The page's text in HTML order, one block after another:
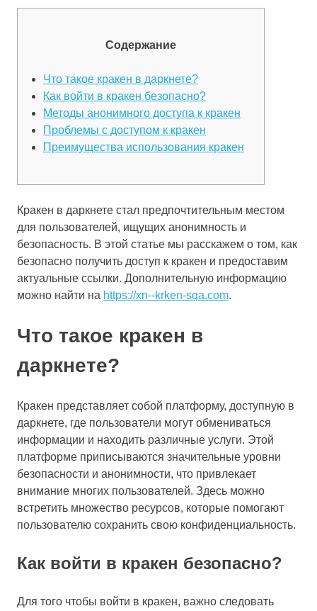
Содержание
Что такое кракен в даркнете?
Как войти в кракен безопасно?
Методы анонимного доступа к кракен
Проблемы с доступом к кракен
Преимущества использования кракен
Кракен в даркнете стал предпочтительным местом
для пользователей, ищущих анонимность и
безопасность. В этой статье мы расскажем о том, как
безопасно получить доступ к кракен и предоставим
актуальные ссылки. Дополнительную информацию
можно найти на https://xn--krken-sqa.com.
Что такое кракен в
даркнете?
Кракен представляет собой платформу, доступную в
даркнете, где пользователи могут обмениваться
информации и находить различные услуги. Этой
платформе приписываются значительные уровни
безопасности и анонимности, что привлекает
внимание многих пользователей. Здесь можно
встретить множество ресурсов, которые помогают
пользователю сохранить свою конфиденциальность.
Как войти в кракен безопасно?
Для того чтобы войти в кракен, важно следовать